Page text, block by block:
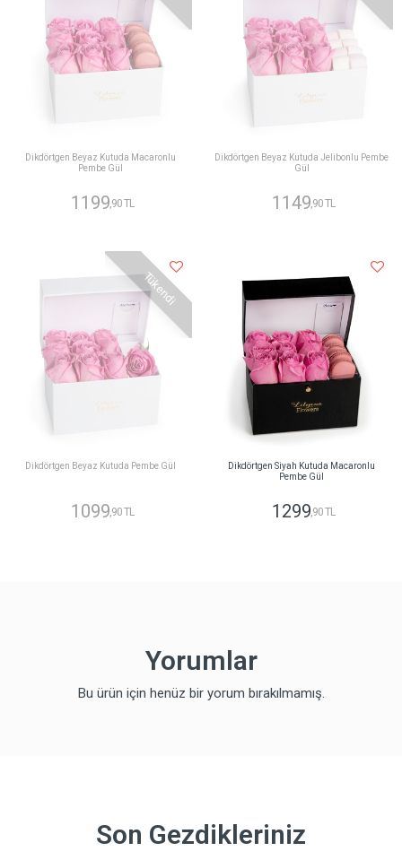
Dikdörtgen Beyaz Kutuda Macaronlu
Pembe Gül
1199,90 TL
Dikdörtgen Beyaz Kutuda Jelibonlu Pembe
Gül
1149,90 TL
Tükendi
Dikdörtgen Beyaz Kutuda Pembe Gül
1099,90 TL
Dikdörtgen Siyah Kutuda Macaronlu
Pembe Gül
1299,90 TL
Yorumlar
Bu ürün için henüz bir yorum bırakılmamış.
Son Gezdikleriniz